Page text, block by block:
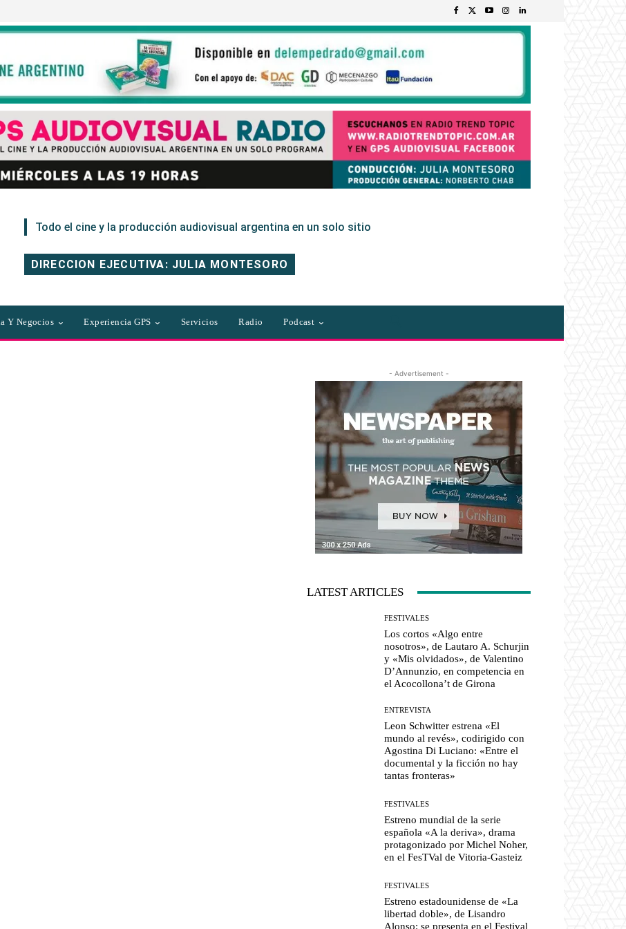
Todo el cine y la producción audiovisual argentina en un solo sitio
DIRECCION EJECUTIVA: JULIA MONTESORO
Y Negocios Experiencia GPS Servicios Radio Podcast
- Advertisement -
LATEST ARTICLES
FESTIVALES
Los cortos «Algo entre
nosotros», de Lautaro A. Schurjin
y «Mis olvidados», de Valentino
D’Annunzio, en competencia en
el Acocollona’t de Girona
ENTREVISTA
Leon Schwitter estrena «El
mundo al revés», codirigido con
Agostina Di Luciano: «Entre el
documental y la ficción no hay
tantas fronteras»
FESTIVALES
Estreno mundial de la serie
española «A la deriva», drama
protagonizado por Michel Noher,
en el FesTVal de Vitoria-Gasteiz
FESTIVALES
Estreno estadounidense de «La
libertad doble», de Lisandro
Alonso: se presenta en el Festival